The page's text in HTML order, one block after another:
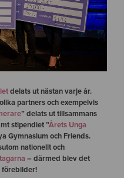
delats ut nästan varje år.
partners och exempelvis
” delats ut tillsammans
stipendiet ”Årets Unga
Gymnasium och Friends.
nationellt och
– därmed blev det
förebilder!